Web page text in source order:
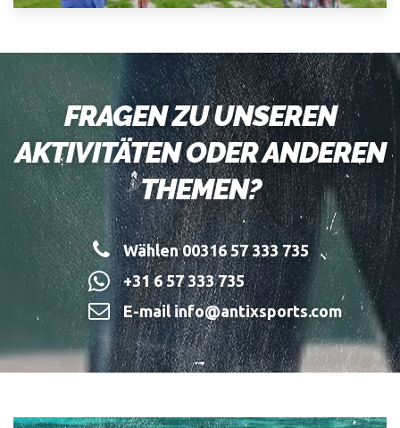
FRAGEN ZU UNSEREN
AKTIVITÄTEN ODER ANDEREN
THEMEN?
Wählen 00316 57 333 735
+31 6 57 333 735
E-mail info@antixsports.com